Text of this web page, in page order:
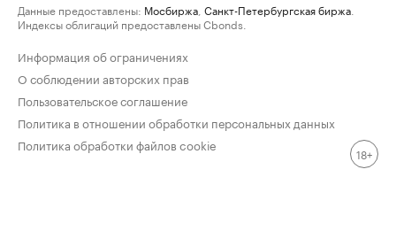
Данные предоставлены: Мосбиржа Санкт-Петербургская биржа
Индексы облигаций предоставлены Cbonds.
Информация об ограничениях
О соблюдении авторских прав
Пользовательское соглашение
Политика в отношении обработки персональных данных
Политика обработки файлов cookie
18+